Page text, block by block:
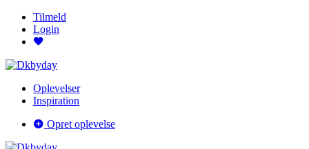
Tilmeld
Login
Oplevelser
Inspiration
Opret oplevelse